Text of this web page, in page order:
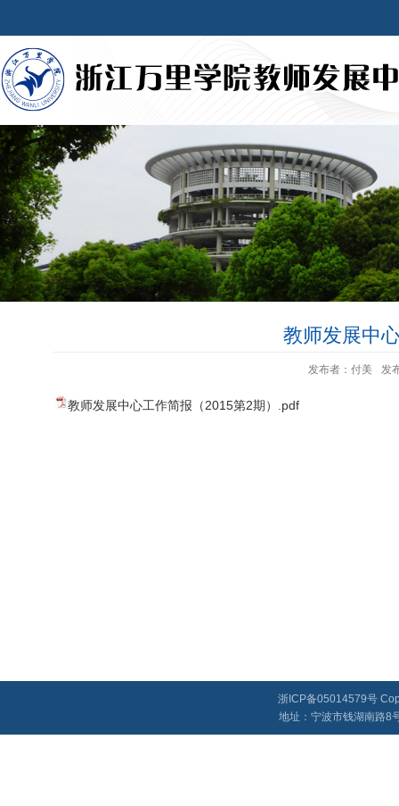
教师发展中
发布者：付美 发
教师发展中心工作简报（2015第2期）.pdf
浙ICP备05014579号
地址：宁波市钱湖南路8